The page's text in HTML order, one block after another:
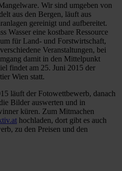
Wir sind umgeben von
aus den Bergen, läuft aus
gereinigt und aufbereitet.
Wasser eine kostbare Ressource
für Land- und Forstwirtschaft,
Veranstaltungen, bei
damit in den Mittelpunkt
findet am 25. Juni 2015 der
Wien statt.
läuft der Fotowettbewerb, danach
Bilder auswerten und in
küren. Zum Mitmachen
hochladen, dort gibt es auch
zu den Preisen und den